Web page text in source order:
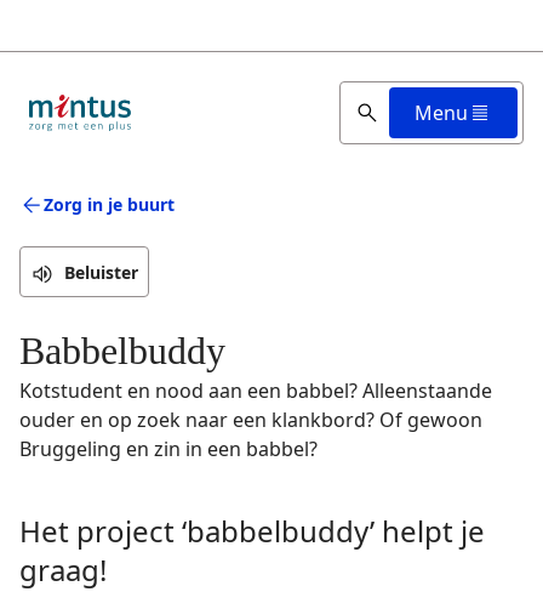
en
inhoud
Menu
Zorg in je buurt
Beluister
Babbelbuddy
Kotstudent en nood aan een babbel? Alleenstaande
ouder en op zoek naar een klankbord? Of gewoon
Bruggeling en zin in een babbel?
Het project ‘babbelbuddy’ helpt je
graag!